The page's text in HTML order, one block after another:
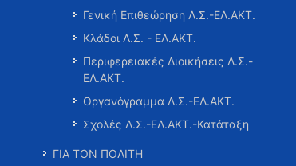
Γενική Επιθεώρηση Λ.Σ.-ΕΛ.ΑΚΤ.
Κλάδοι Λ.Σ. - ΕΛ.ΑΚΤ.
Περιφερειακές Διοικήσεις Λ.Σ.-
ΕΛ.ΑΚΤ.
Οργανόγραμμα Λ.Σ.-ΕΛ.ΑΚΤ.
Σχολές Λ.Σ.-ΕΛ.ΑΚΤ.-Κατάταξη
ΓΙΑ ΤΟΝ ΠΟΛΙΤΗ